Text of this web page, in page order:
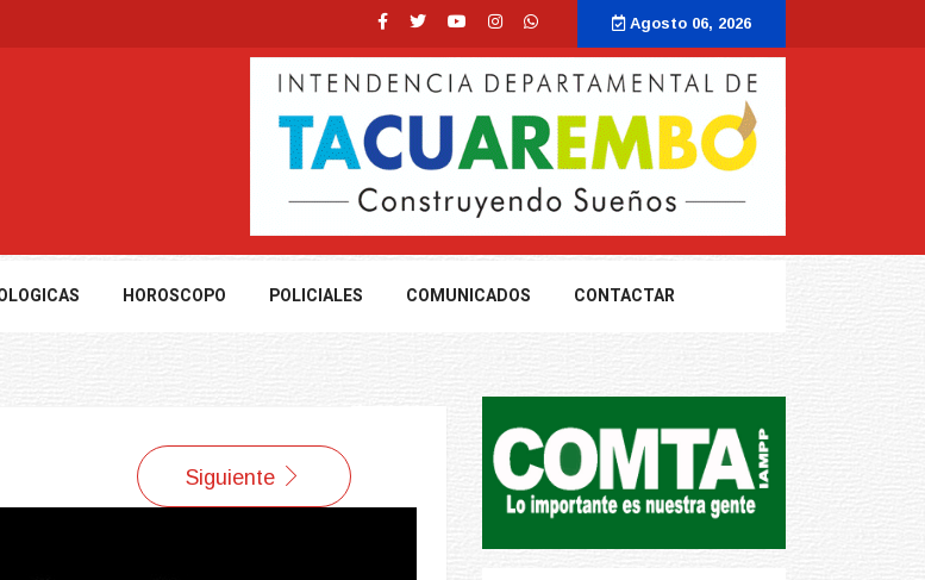
sociales y abrió nueva línea de crédito
en Brasil una camioneta hurtada en
formación de un ciclón extratropical
Agosto 06, 2026
HOROSCOPO POLICIALES COMUNICADOS CONTACTAR
Siguiente